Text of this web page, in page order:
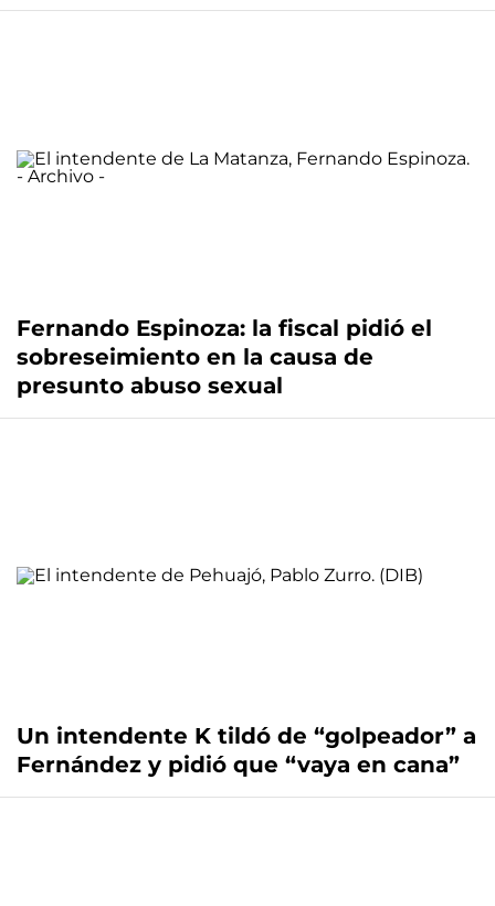
Fernando Espinoza: la fiscal pidió el
sobreseimiento en la causa de
presunto abuso sexual
Un intendente K tildó de “golpeador” a
Fernández y pidió que “vaya en cana”